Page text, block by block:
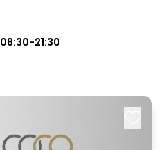
08:30-21:30